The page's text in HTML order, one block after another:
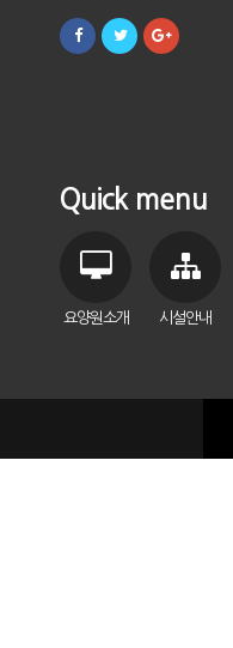
Quick menu
요양원소개 시설안내